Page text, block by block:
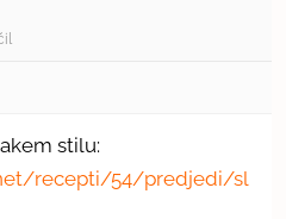
stilu:
recepti/54/predjedi/sl